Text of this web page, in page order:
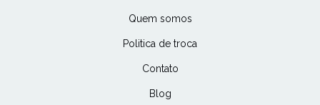
Quem somos
Politica de troca
Contato
Blog